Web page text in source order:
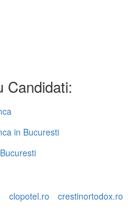
Candidati:
in Bucuresti
clopotel.ro crestinortodox.ro